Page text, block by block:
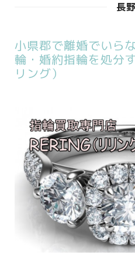
長
小県郡で離婚でいら
輪・婚約指輪を処分
リング）